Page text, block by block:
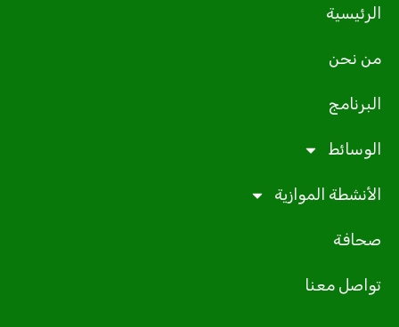
الرئيسية
من نحن
البرنامج
الوسائط
الأنشطة الموازية
صحافة
تواصل معنا